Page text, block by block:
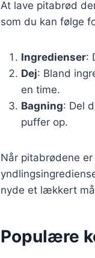
At lave pitabrød
som du kan følge
Ingredienser:
Dej: Bland
en time.
Bagning: Del
puffer op.
Når pitabrødene
nyde et lækkert
Populære